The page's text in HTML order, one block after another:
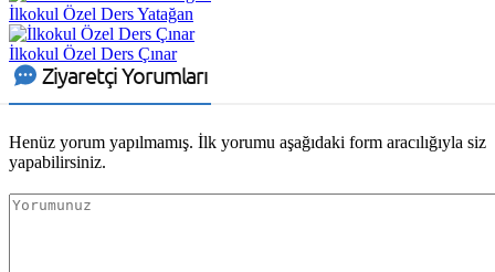
İlkokul Özel Ders Yatağan
İlkokul Özel Ders Çınar
Ziyaretçi Yorumları
Henüz yorum yapılmamış. İlk yorumu aşağıdaki form aracılığıyla siz
yapabilirsiniz.